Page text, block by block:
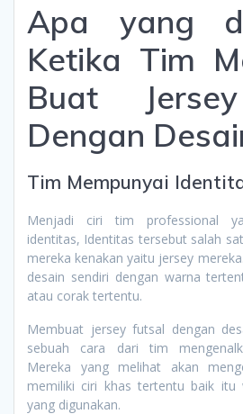
Apa yang
Ketika Tim
Buat
Dengan
Tim Mempunyai
Menjadi ciri tim professional
identitas, Identitas tersebut salah
mereka kenakan yaitu jersey
desain sendiri dengan warna
atau corak tertentu.
Membuat jersey futsal dengan
sebuah cara dari tim
Mereka yang melihat akan
memiliki ciri khas tertentu baik
yang digunakan.